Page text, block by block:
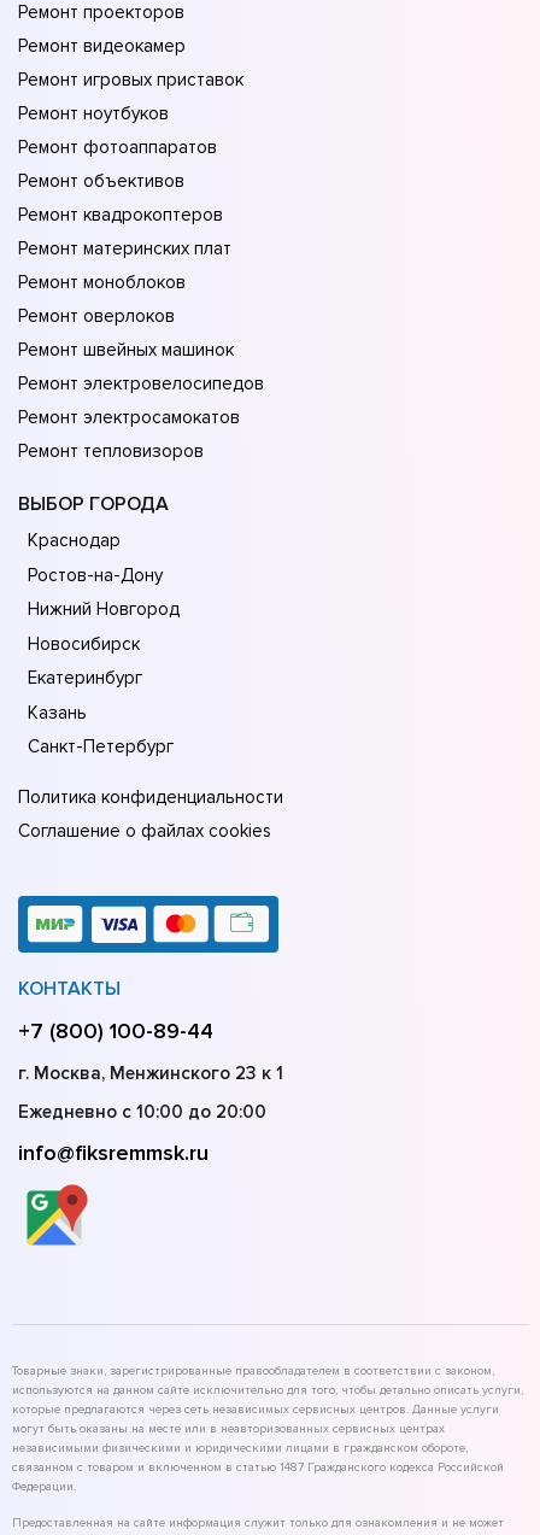
Ремонт проекторов
Ремонт видеокамер
Ремонт игровых приставок
Ремонт ноутбуков
Ремонт фотоаппаратов
Ремонт объективов
Ремонт квадрокоптеров
Ремонт материнских плат
Ремонт моноблоков
Ремонт оверлоков
Ремонт швейных машинок
Ремонт электровелосипедов
Ремонт электросамокатов
Ремонт тепловизоров
ВЫБОР ГОРОДА
Краснодар
Ростов-на-Дону
Нижний Новгород
Новосибирск
Екатеринбург
Казань
Санкт-Петербург
Политика конфиденциальности
Соглашение о файлах cookies
КОНТАКТЫ
+7 (800) 100-89-44
г. Москва, Менжинского 23 к 1
Ежедневно с 10:00 до 20:00
info@fiksremmsk.ru
Товарные знаки, зарегистрированные правообладателем в соответствии с законом,
используются на данном сайте исключительно для того, чтобы детально описать услуги,
которые предлагаются через сеть независимых сервисных центров. Данные услуги
могут быть оказаны на месте или в неавторизованных сервисных центрах
независимыми физическими и юридическими лицами в гражданском обороте,
связанном с товаром и включенном в статью 1487 Гражданского кодекса Российской
Федерации.
Предоставленная на сайте информация служит только для ознакомления и не может